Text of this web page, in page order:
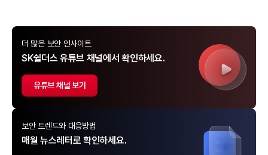
더 많은 보안 인사이트
SK쉴더스 유튜브 채널에서 확인하세요.
유튜브 채널 보기
보안 트렌드와 대응방법
매월 뉴스레터로 확인하세요.